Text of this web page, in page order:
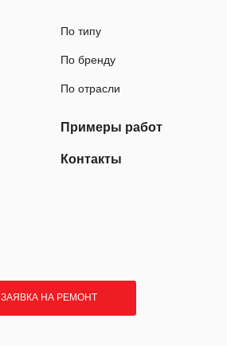
По типу
По бренду
По отрасли
Примеры работ
Контакты
ЗАЯВКА НА РЕМОНТ